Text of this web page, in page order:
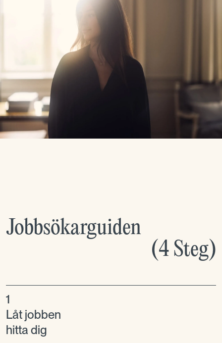
Jobbsökarguiden
(4 Steg)
1
Låt jobben
hitta dig